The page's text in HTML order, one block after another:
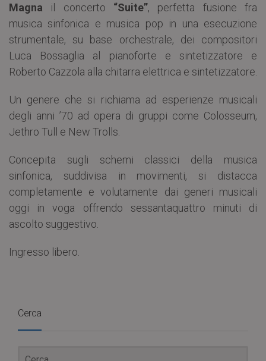
Magna il concerto “Suite”, perfetta fusione fra
musica sinfonica e musica pop in una esecuzione
strumentale, su base orchestrale, dei compositori
Luca Bossaglia al pianoforte e sintetizzatore e
Roberto Cazzola alla chitarra elettrica e sintetizzatore.
Un genere che si richiama ad esperienze musicali
degli anni ’70 ad opera di gruppi come Colosseum,
Jethro Tull e New Trolls.
Concepita sugli schemi classici della musica
sinfonica, suddivisa in movimenti, si distacca
completamente e volutamente dai generi musicali
oggi in voga offrendo sessantaquattro minuti di
ascolto suggestivo.
Ingresso libero.
Cerca